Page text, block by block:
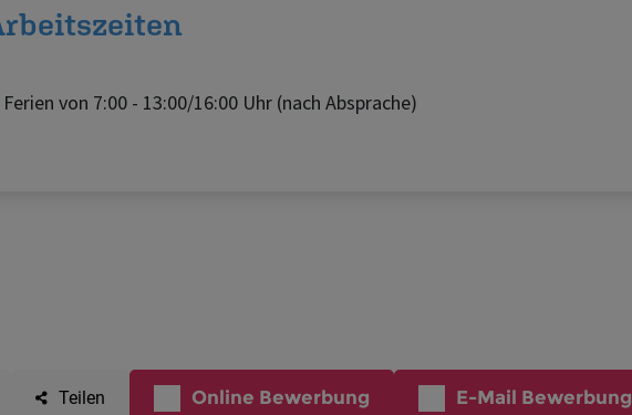
Teilen Online Bewerbung E-Mail Bewerbung